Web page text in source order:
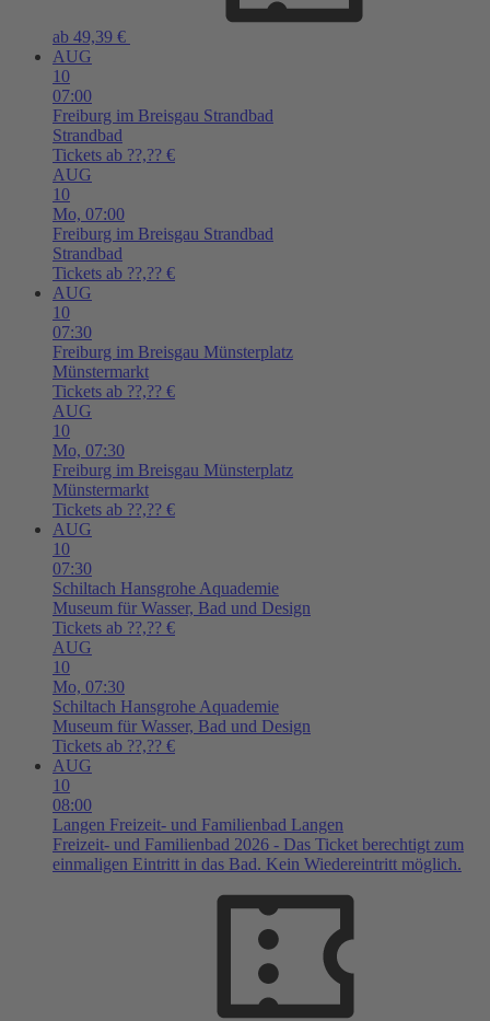
ab 49,39 €
AUG
10
07:00
Freiburg im Breisgau Strandbad
Strandbad
Tickets ab ??,?? €
AUG
10
Mo, 07:00
Freiburg im Breisgau Strandbad
Strandbad
Tickets ab ??,?? €
AUG
10
07:30
Freiburg im Breisgau Münsterplatz
Münstermarkt
Tickets ab ??,?? €
AUG
10
Mo, 07:30
Freiburg im Breisgau Münsterplatz
Münstermarkt
Tickets ab ??,?? €
AUG
10
07:30
Schiltach Hansgrohe Aquademie
Museum für Wasser, Bad und Design
Tickets ab ??,?? €
AUG
10
Mo, 07:30
Schiltach Hansgrohe Aquademie
Museum für Wasser, Bad und Design
Tickets ab ??,?? €
AUG
10
08:00
Langen Freizeit- und Familienbad Langen
Freizeit- und Familienbad 2026 - Das Ticket berechtigt zum
einmaligen Eintritt in das Bad. Kein Wiedereintritt möglich.